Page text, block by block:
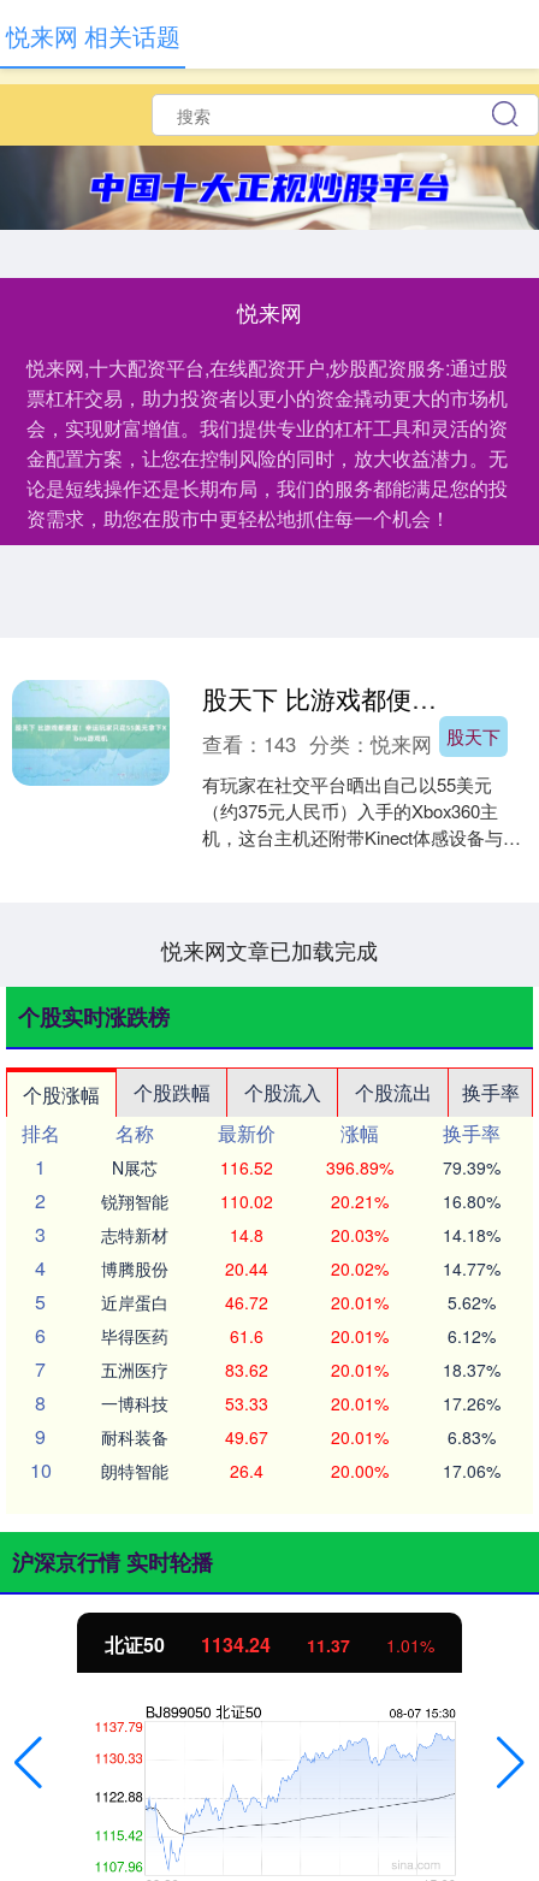
悦来网
悦来网,十大配资平台,在线配资开户,炒股配资服务:通过股
票杠杆交易，助力投资者以更小的资金撬动更大的市场机
会，实现财富增值。我们提供专业的杠杆工具和灵活的资
金配置方案，让您在控制风险的同时，放大收益潜力。无
论是短线操作还是长期布局，我们的服务都能满足您的投
资需求，助您在股市中更轻松地抓住每一个机会！
悦来网 相关话题
股天下 比游戏都便宜！幸运玩家只花55美元拿下Xbox游戏机
股天下
查看： 143 分类：悦来网
有玩家在社交平台晒出自己以55美元
（约375元人民币）入手的Xbox360主
机，这台主机还附带Kinect体感设备与手
悦来网文章已加载完成
个股实时涨跌榜
个股涨幅 个股跌幅 个股流入 个股流出
换手率
排名
名称 最新价 涨幅
换手率
1
N展芯 116.52 396.89% 79.39%
2 锐翔智能 110.02 20.21% 16.80%
3 志特新材 14.8 20.03% 14.18%
4 博腾股份 20.44 20.02% 14.77%
5 近岸蛋白 46.72 20.01% 5.62%
6 毕得医药 61.6 20.01% 6.12%
7 五洲医疗 83.62 20.01% 18.37%
8 一博科技 53.33 20.01% 17.26%
9 耐科装备 49.67 20.01% 6.83%
10 朗特智能 26.4 20.00% 17.06%
沪深京行情 实时轮播
北证50 1134.24 11.37 1.01%